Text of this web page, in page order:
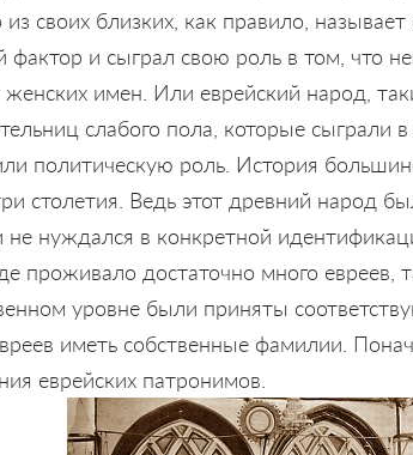
своих близких, как правило,
фактор и сыграл свою роль в том, что
имен. Или еврейский народ,
слабого пола, которые сыграли
политическую роль. История
столетия. Ведь этот древний народ
нуждался в конкретной
проживало достаточно много евреев,
уровне были приняты
иметь собственные фамилии.
еврейских патронимов.